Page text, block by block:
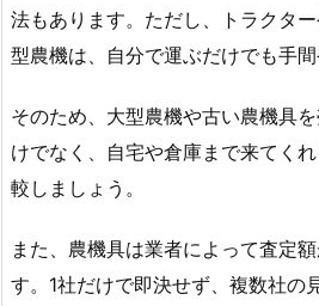
法もあります。ただし、トラクタ
型農機は、自分で運ぶだけでも手間
そのため、大型農機や古い農機具
けでなく、自宅や倉庫まで来てく
較しましょう。
また、農機具は業者によって査定
す。1社だけで即決せず、複数社の